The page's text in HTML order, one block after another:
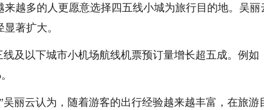
越多的人更愿意选择四五线小城为旅行目的地。吴丽
著扩大。
及以下城市小机场航线机票预订量增长超五成。例如
丽云认为，随着游客的出行经验越来越丰富，在旅游